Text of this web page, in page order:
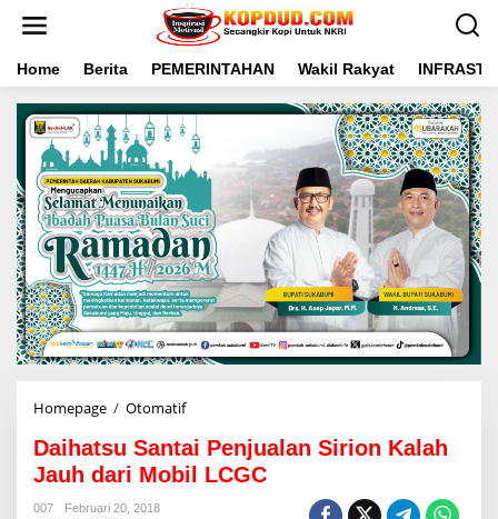
t
Home Berita PEMERINTAHAN Wakil Rakyat
Homepage / OtomatifD
i
h
a
Daihatsu Santai Penjualan Sirion Kalah
Jauh dari Mobil LCGC
007
Februari 20, 2018